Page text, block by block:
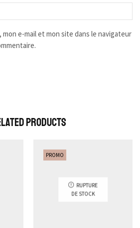
mon e-mail et mon site dans le navigateur
Products
PROMO
RUPTURE
DE STOCK